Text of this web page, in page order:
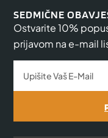
SEDMIČNE
Ostvarite 10%
prijavom na e-mail